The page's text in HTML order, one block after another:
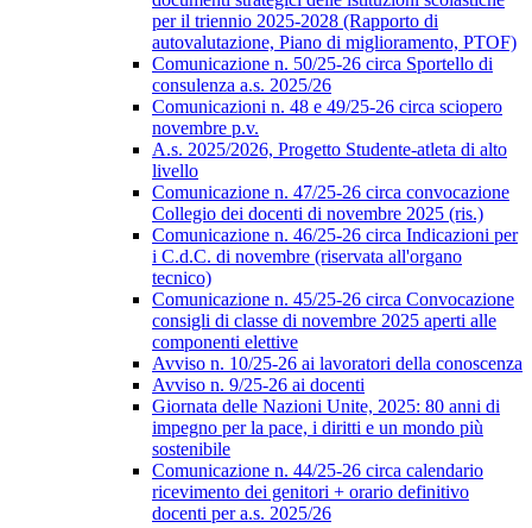
per il triennio 2025-2028 (Rapporto di
autovalutazione, Piano di miglioramento, PTOF)
Comunicazione n. 50/25-26 circa Sportello di
consulenza a.s. 2025/26
Comunicazioni n. 48 e 49/25-26 circa sciopero
novembre p.v.
A.s. 2025/2026, Progetto Studente-atleta di alto
livello
Comunicazione n. 47/25-26 circa convocazione
Collegio dei docenti di novembre 2025 (ris.)
Comunicazione n. 46/25-26 circa Indicazioni per
i C.d.C. di novembre (riservata all'organo
tecnico)
Comunicazione n. 45/25-26 circa Convocazione
consigli di classe di novembre 2025 aperti alle
componenti elettive
Avviso n. 10/25-26 ai lavoratori della conoscenza
Avviso n. 9/25-26 ai docenti
Giornata delle Nazioni Unite, 2025: 80 anni di
impegno per la pace, i diritti e un mondo più
sostenibile
Comunicazione n. 44/25-26 circa calendario
ricevimento dei genitori + orario definitivo
docenti per a.s. 2025/26